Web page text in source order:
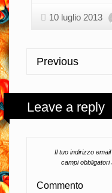
10 luglio 2013
Previous
Leave a reply
Il tuo indirizzo
campi
Commento